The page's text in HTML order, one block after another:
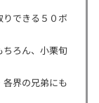
できる５０ボ
ろん、小栗旬
界の兄弟にも